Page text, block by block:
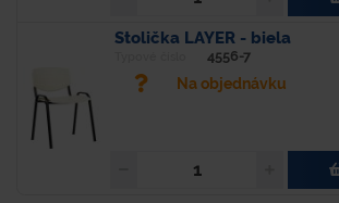
Stolička LAYER - biela
4556-7
Na objednávku